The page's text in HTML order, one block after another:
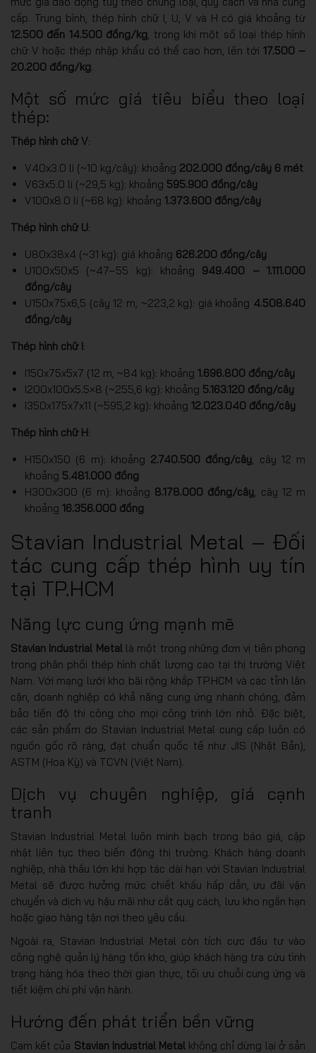
cấp. Trung bình, thép hình chữ I, U, V và H có giá khoảng từ
12.500 đến 14.500 đồng/kg, trong khi một số loại thép hình
chữ V hoặc thép nhập khẩu có thể cao hơn, lên tới17.500 –
20.200 đồng/kg.
Một số mức giá tiêu biểu theo loại
thép:
Thép hình chữ V:
V40x3.0 li (~10 kg/cây): khoảng 202.000 đồng/cây 6 mét
V63x5.0 li (~29,5 kg): khoảng 595.900 đồng/cây
V100x8.0 li (~68 kg): khoảng 1.373.600 đồng/cây
Thép hình chữ U:
U80x38x4 (~31 kg): giá khoảng 626.200 đồng/cây
U100x50x5 (~47–55 kg): khoảng 949.400 – 1.111.000
đồng/cây
U150x75x6,5 (cây 12 m, ~223,2 kg): giá khoảng 4.508.640
đồng/cây
Thép hình chữ I:
I150x75x5x7 (12 m, ~84 kg): khoảng 1.696.800 đồng/cây
I200x100x5.5×8 (~255,6 kg): khoảng 5.163.120 đồng/cây
I350x175x7x11 (~595,2 kg): khoảng 12.023.040 đồng/cây
Thép hình chữ H:
H150x150 (6 m): khoảng 2.740.500 đồng/cây, cây 12 m
khoảng 5.481.000 đồng
H300x300 (6 m): khoảng 8.178.000 đồng/cây, cây 12 m
khoảng 16.356.000 đồng
Stavian Industrial Metal – Đối
tác cung cấp thép hình uy tín
tại TP.HCM
Năng lực cung ứng mạnh mẽ
Stavian Industrial Metallà một trong những đơn vị tiên phong
trong phân phối thép hình chất lượng cao tại thị trường Việt
Nam. Với mạng lưới kho bãi rộng khắp TP.HCM và các tỉnh lân
cận, doanh nghiệp có khả năng cung ứng nhanh chóng, đảm
bảo tiến độ thi công cho mọi công trình lớn nhỏ. Đặc biệt,
các sản phẩm do Stavian Industrial Metal cung cấp luôn có
nguồn gốc rõ ràng, đạt chuẩn quốc tế như JIS (Nhật Bản),
ASTM (Hoa Kỳ) và TCVN (Việt Nam).
Dịch vụ chuyên nghiệp, giá cạnh
tranh
Stavian Industrial Metal luôn minh bạch trong báo giá, cập
nhật liên tục theo biến động thị trường. Khách hàng doanh
nghiệp, nhà thầu lớn khi hợp tác dài hạn với Stavian Industrial
Metal sẽ được hưởng mức chiết khấu hấp dẫn, ưu đãi vận
chuyển và dịch vụ hậu mãi như cắt quy cách, lưu kho ngắn hạn
hoặc giao hàng tận nơi theo yêu cầu.
Ngoài ra, Stavian Industrial Metal còn tích cực đầu tư vào
công nghệ quản lý hàng tồn kho, giúp khách hàng tra cứu tình
trạng hàng hóa theo thời gian thực, tối ưu chuỗi cung ứng và
tiết kiệm chi phí vận hành.
Hướng đến phát triển bền vững
Cam kết của Stavian Industrial Metalkhông chỉ dừng lại ở sản